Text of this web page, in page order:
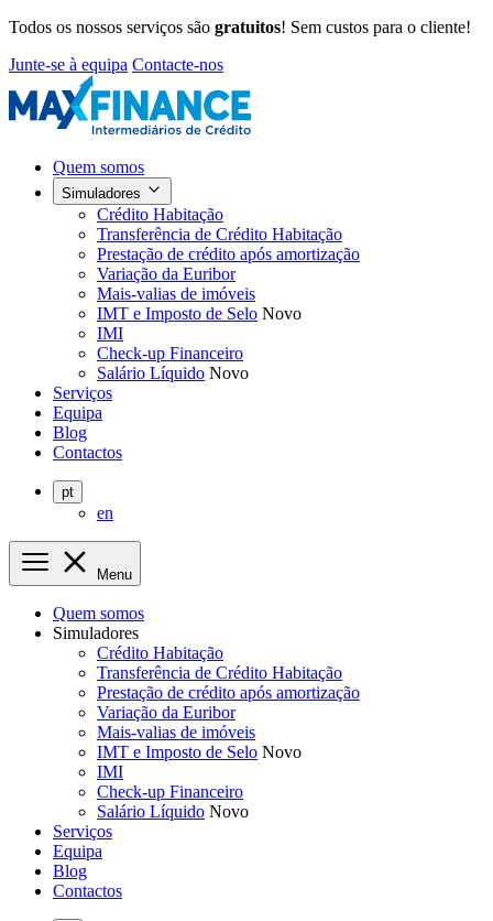
Todos os nossos serviços são gratuitos! Sem custos para o cliente!
Junte-se à equipa Contacte-nos
Quem somos
Simuladores
Crédito Habitação
Transferência de Crédito Habitação
Prestação de crédito após amortização
Variação da Euribor
Mais-valias de imóveis
IMT e Imposto de Selo Novo
IMI
Check-up Financeiro
Salário Líquido Novo
Serviços
Equipa
Blog
Contactos
pt
en
Menu
Quem somos
Simuladores
Crédito Habitação
Transferência de Crédito Habitação
Prestação de crédito após amortização
Variação da Euribor
Mais-valias de imóveis
IMT e Imposto de Selo Novo
IMI
Check-up Financeiro
Salário Líquido Novo
Serviços
Equipa
Blog
Contactos